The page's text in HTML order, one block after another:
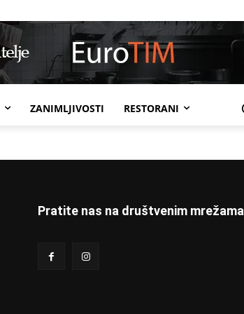
ZANIMLJIVOSTI RESTORANI
Pratite nas na društvenim mrežama